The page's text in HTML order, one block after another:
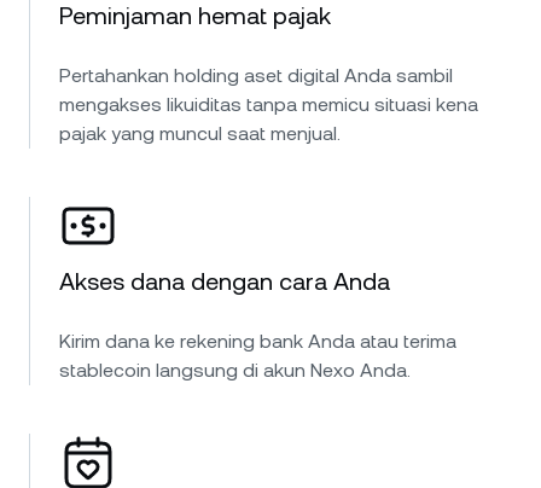
Peminjaman hemat pajak
Pertahankan holding aset digital Anda sambil
mengakses likuiditas tanpa memicu situasi kena
pajak yang muncul saat menjual.
Akses dana dengan cara Anda
Kirim dana ke rekening bank Anda atau terima
stablecoin langsung di akun Nexo Anda.